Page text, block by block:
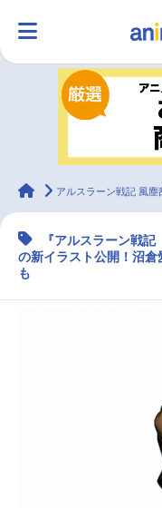
ランキ
ラジオ
マンガ・ラノベ ゲーム・
animateTimes
アルスラーン戦記 風塵
『アルスラーン戦
の新イラスト公開！沼
も